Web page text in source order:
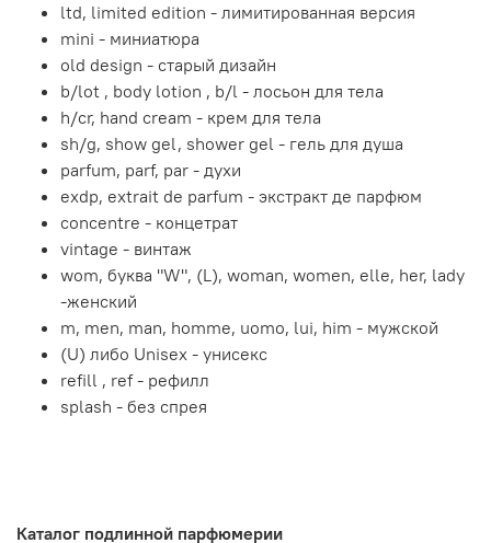
ltd, limited edition - лимитированная версия
mini - миниатюра
old design - старый дизайн
b/lot , body lotion , b/l - лосьон для тела
h/cr, hand cream - крем для тела
sh/g, show gel, shower gel - гель для душа
parfum, parf, par - духи
exdp, extrait de parfum - экстракт де парфюм
concentre - концетрат
vintage - винтаж
wom, буква "W", (L), woman, women, elle, her, lady
-женский
m, men, man, homme, uomo, lui, him - мужской
(U) либо Unisex - унисекс
refill , ref - рефилл
splash - без спрея
Каталог подлинной парфюмерии